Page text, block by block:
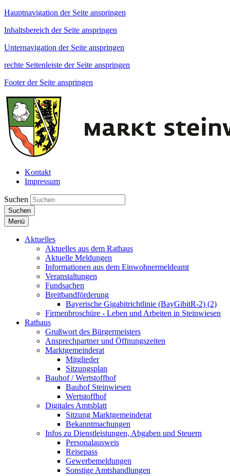
Hauptnavigation der Seite anspringen
Inhaltsbereich der Seite anspringen
Unternavigation der Seite anspringen
rechte Seitenleiste der Seite anspringen
Footer der Seite anspringen
Kontakt
Impressum
Suchen
Suchen
Menü
Aktuelles
Aktuelles aus dem Rathaus
Aktuelle Meldungen
Informationen aus dem Einwohnermeldeamt
Veranstaltungen
Fundsachen
Breitbandförderung
Bayerische Gigabitrichtlinie (BayGibitR-2) (2)
Firmenbroschüre - Leben und Arbeiten in Steinwiesen
Rathaus
Grußwort des Bürgermeisters
Ansprechpartner und Öffnungszeiten
Marktgemeinderat
Mitglieder
Sitzungsplan
Bauhof / Wertstoffhof
Bauhof Steinwiesen
Wertstoffhof
Digitales Amtsblatt
Sitzung Marktgemeinderat
Bekanntmachungen
Infos zu Dienstleistungen, Abgaben und Steuern
Personalausweis
Reisepass
Gewerbemeldungen
Sonstige Amtshandlungen